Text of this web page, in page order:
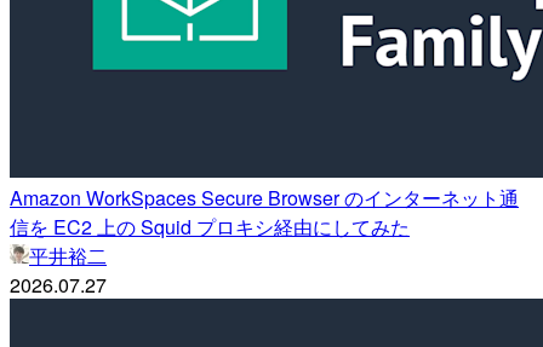
Amazon WorkSpaces Secure Browser のインターネット通
信を EC2 上の Squid プロキシ経由にしてみた
平井裕二
2026.07.27